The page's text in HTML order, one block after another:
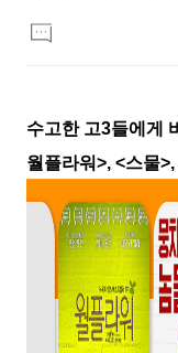
문
댓
글
수고한 고3들에게
월플라워>, <스물>,